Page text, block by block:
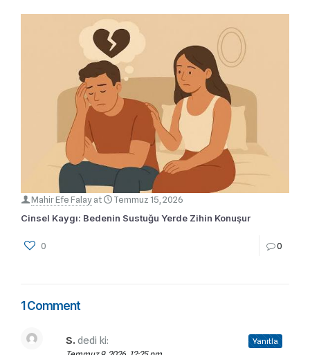
Mahir Efe Falayat
Temmuz 15, 2026
Cinsel Kaygı: Bedenin Sustuğu Yerde Zihin Konuşur
0 0
1 Comment
S. dedi ki: Yanıtla